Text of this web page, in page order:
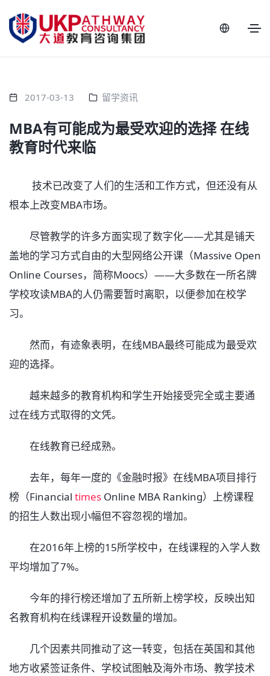
2017-03-13 留学资讯
MBA有可能成为最受欢迎的选择 在线
教育时代来临
技术已改变了人们的生活和工作方式，但还没有从
根本上改变MBA市场。
尽管教学的许多方面实现了数字化——尤其是铺天
盖地的学习方式自由的大型网络公开课（Massive Open
Online Courses，简称Moocs）——大多数在一所名牌
学校攻读MBA的人仍需要暂时离职，以便参加在校学
习。
然而，有迹象表明，在线MBA最终可能成为最受欢
迎的选择。
越来越多的教育机构和学生开始接受完全或主要通
过在线方式取得的文凭。
在线教育已经成熟。
去年，每年一度的《金融时报》在线MBA项目排行
榜（Financial times Online MBA Ranking）上榜课程
的招生人数出现小幅但不容忽视的增加。
在2016年上榜的15所学校中，在线课程的入学人数
平均增加了7%。
今年的排行榜还增加了五所新上榜学校，反映出知
名教育机构在线课程开设数量的增加。
几个因素共同推动了这一转变，包括在英国和其他
地方收紧签证条件、学校试图触及海外市场、教学技术